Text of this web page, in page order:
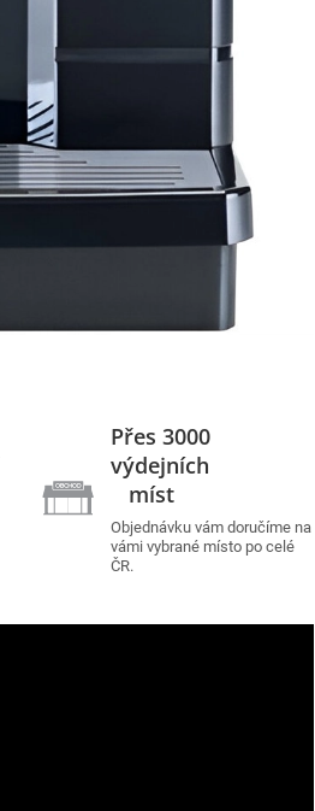
Přes 3000
výdejních
míst
Objednávku vám doručíme na
vámi vybrané místo po celé
ČR.